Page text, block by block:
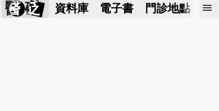
醫 砭 資料庫 電子書 門診地點 預
menu